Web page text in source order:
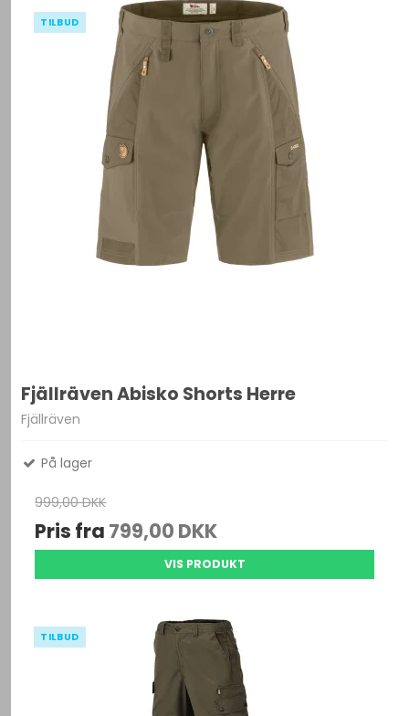
TILBUD
Fjällräven Abisko Shorts Herre
Fjällräven
På lager
999,00 DKK
Pris fra 799,00 DKK
VIS PRODUKT
TILBUD